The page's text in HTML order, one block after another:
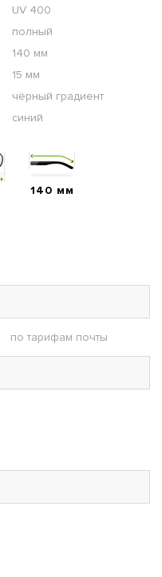
UV 400
полный
140 мм
15 мм
чёрный градиент
синий
140 мм
по тарифам почты